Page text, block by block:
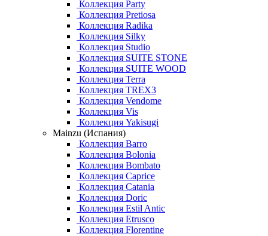
Коллекция Party
Коллекция Pretiosa
Коллекция Radika
Коллекция Silky
Коллекция Studio
Коллекция SUITE STONE
Коллекция SUITE WOOD
Коллекция Terra
Коллекция TREX3
Коллекция Vendome
Коллекция Vis
Коллекция Yakisugi
Mainzu (Испания)
Коллекция Barro
Коллекция Bolonia
Коллекция Bombato
Коллекция Caprice
Коллекция Catania
Коллекция Doric
Коллекция Estil Antic
Коллекция Etrusco
Коллекция Florentine